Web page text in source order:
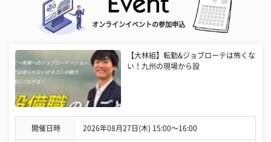
オンラインイベントの参加申込
【大林組】転勤&ジョブローテは怖くな
い！九州の現場から設
開催日時 2026年08月27日(木) 15:00〜16:00